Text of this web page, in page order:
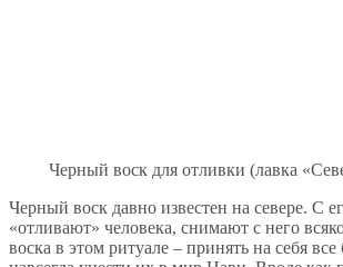
Черный воск для отливки (лавка
Черный воск давно известен на севере. С
«отливают» человека, снимают с него
воска в этом ритуале – принять на себя